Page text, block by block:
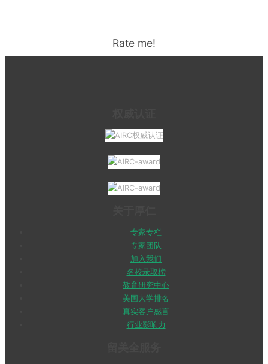
Rate me!
专家专栏
专家团队
加入我们
名校录取榜
教育研究中心
美国大学排名
真实客户感言
行业影响力